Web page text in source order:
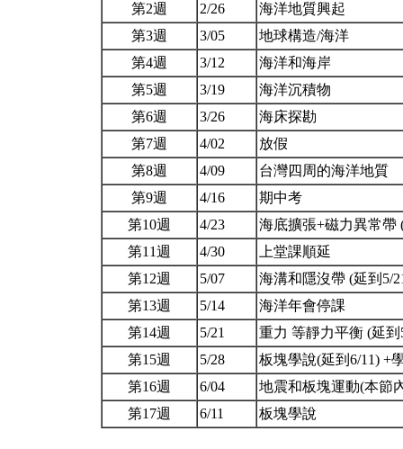
第2週
2/26
海洋地質興起
第3週
3/05
地球構造/海洋
第4週
3/12
海洋和海岸
第5週
3/19
海洋沉積物
第6週
3/26
海床探勘
第7週
4/02
放假
第8週
4/09
台灣四周的海洋地質
第9週
4/16
期中考
第10週
4/23
海底擴張+磁力異常帶
第11週
4/30
上堂課順延
第12週
5/07
海溝和隱沒帶 (延到5/
第13週
5/14
海洋年會停課
第14週
5/21
重力 等靜力平衡 (延
第15週
5/28
板塊學說(延到6/11) +
第16週
6/04
地震和板塊運動(本節
第17週
6/11 板塊學說